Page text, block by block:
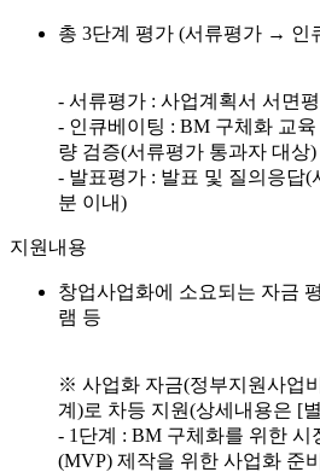
총 3단계 평가 (서류평가 →
- 서류평가 : 사업계획서 서면
- 인큐베이팅 : BM 구체화 교
량 검증(서류평가 통과자 대상)
- 발표평가 : 발표 및 질의응답(
분 이내)
지원내용
창업사업화에 소요되는 자금
램 등
※ 사업화 자금(정부지원사업
계)로 차등 지원(상세내용은 [
- 1단계 : BM 구체화를 위한 시
(MVP) 제작을 위한 사업화 준